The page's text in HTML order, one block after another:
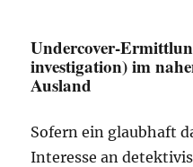
Undercover-
investigation) im
Ausland
Sofern ein glaubhaft
Interesse an